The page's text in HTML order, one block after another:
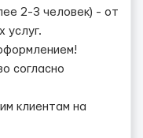
2-3 человек) - от
услуг.
согласно
клиентам на